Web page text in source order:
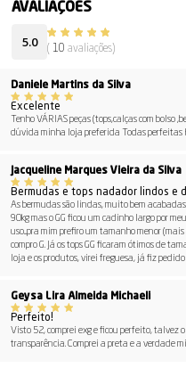
5.0 10 avaliações)
Daniele Martins da Silva
Excelente
Tenho VÁRIAS peças (tops,calças com bolso
dúvida minha loja preferida Todas perfeitas
Jacqueline Marques Vieira da Silva
Bermudas e tops nadador lindos e
As bermudas são lindas, muito bem
90kg mas o GG ficou um cadinho largo por
uso...pra mim prefiro um tamanho menor
compro G. Já os tops GG ficaram ótimos de
loja e os produtos, virei freguesa, já fiz pedido
Geysa Lira Almeida Michaeli
Perfeito!
Visto 52, comprei exg e ficou perfeito, talvez
transparência. Comprei a preta e a verdade